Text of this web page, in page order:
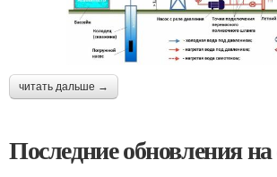
читать дальше →
Последние обновления на